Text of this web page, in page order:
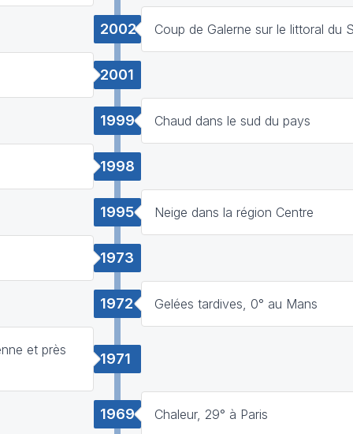
2002 Coup de Galerne sur le littoral du
2001
1999 Chaud dans le sud du pays
1998
1995 Neige dans la région Centre
1973
1972 Gelées tardives, 0° au Mans
1971
et près
1969 Chaleur, 29° à Paris